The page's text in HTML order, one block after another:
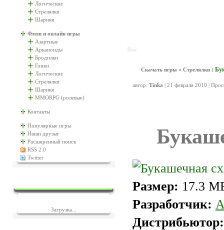
Логические
Стрелялки
Шарики
Флеш и онлайн игры
Азартные
Арканоиды
Бродилки
Гонки
Логические
Стрелялки
Шарики
MMORPG (ролевые)
Контакты
Популярные игры
Наши друзья
Расширенный поиск
RSS 2.0
Twitter
Загрузка...
Скачать игры » Стрелялки :
автор: Tinka | 21 февраля 2010 |
Размер: 17.3
Разработчик:
Дистрибьютор: